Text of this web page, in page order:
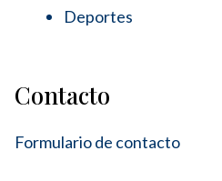
Deportes
Contacto
Formulario de contacto